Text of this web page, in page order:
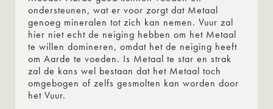
ondersteunen, wat er voor zorgt dat Metaal
genoeg mineralen tot zich kan nemen. Vuur zal
hier niet echt de neiging hebben om het Metaal
te willen domineren, omdat het de neiging heeft
om Aarde te voeden. Is Metaal te star en strak
zal de kans wel bestaan dat het Metaal toch
omgebogen of zelfs gesmolten kan worden door
het Vuur.